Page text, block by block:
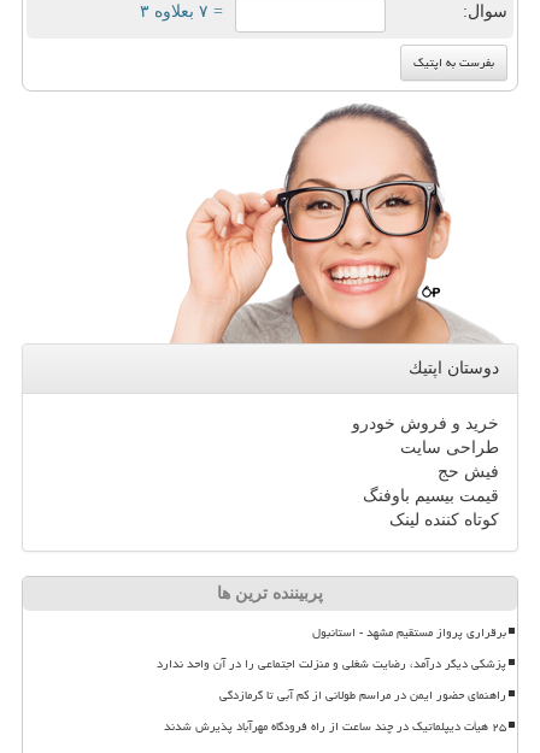
سوال: = ۷ بعلاوه ۳
دوستان اپتیك
خرید و فروش خودرو
طراحی سایت
فیش حج
قیمت بیسیم باوفنگ
کوتاه کننده لینک
پربیننده ترین ها
برقراری پرواز مستقیم مشهد - استانبول
پزشکی دیگر درآمد، رضایت شغلی و منزلت اجتماعی را در آن واحد ندارد
راهنمای حضور ایمن در مراسم طولانی از کم آبی تا گرمازدگی
۲۵ هیأت دیپلماتیک در چند ساعت از راه فرودگاه مهرآباد پذیرش شدند